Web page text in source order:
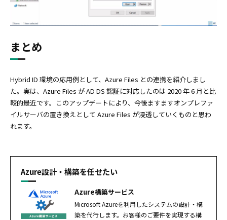
まとめ
Hybrid ID 環境の応用例として、Azure Files との連携を紹介しまし
た。実は、Azure Files が AD DS 認証に対応したのは 2020 年 6 月と比
較的最近です。このアップデートにより、今後ますますオンプレファ
イルサーバの置き換えとして Azure Files が浸透していくものと思わ
れます。
Azure設計・構築を任せたい
Azure構築サービス
Microsoft Azureを利用したシステムの設計・構
築を代行します。お客様のご要件を実現する構